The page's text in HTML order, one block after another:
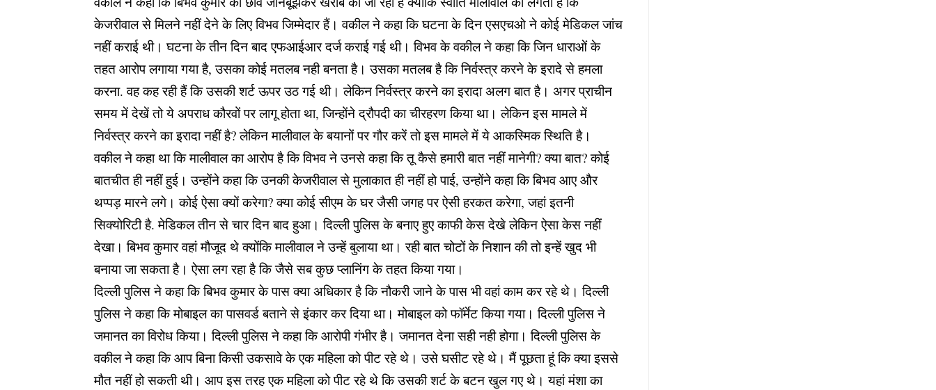
केजरीवाल से मिलने नहीं देने के लिए विभव जिम्मेदार हैं। वकील ने कहा कि घटना के दिन एसएचओ ने कोई मेडिकल जांच
नहीं कराई थी। घटना के तीन दिन बाद एफआईआर दर्ज कराई गई थी। विभव के वकील ने कहा कि जिन धाराओं के
तहत आरोप लगाया गया है, उसका कोई मतलब नही बनता है। उसका मतलब है कि निर्वस्त्र करने के इरादे से हमला
करना. वह कह रही हैं कि उसकी शर्ट ऊपर उठ गई थी। लेकिन निर्वस्त्र करने का इरादा अलग बात है। अगर प्राचीन
समय में देखें तो ये अपराध कौरवों पर लागू होता था, जिन्होंने द्रौपदी का चीरहरण किया था। लेकिन इस मामले में
निर्वस्त्र करने का इरादा नहीं है? लेकिन मालीवाल के बयानों पर गौर करें तो इस मामले में ये आकस्मिक स्थिति है।
वकील ने कहा था कि मालीवाल का आरोप है कि विभव ने उनसे कहा कि तू कैसे हमारी बात नहीं मानेगी? क्या बात? कोई
बातचीत ही नहीं हुई। उन्होंने कहा कि उनकी केजरीवाल से मुलाकात ही नहीं हो पाई, उन्होंने कहा कि बिभव आए और
थप्पड़ मारने लगे। कोई ऐसा क्यों करेगा? क्या कोई सीएम के घर जैसी जगह पर ऐसी हरकत करेगा, जहां इतनी
सिक्योरिटी है. मेडिकल तीन से चार दिन बाद हुआ। दिल्ली पुलिस के बनाए हुए काफी केस देखे लेकिन ऐसा केस नहीं
देखा। बिभव कुमार वहां मौजूद थे क्योंकि मालीवाल ने उन्हें बुलाया था। रही बात चोटों के निशान की तो इन्हें खुद भी
बनाया जा सकता है। ऐसा लग रहा है कि जैसे सब कुछ प्लानिंग के तहत किया गया।
दिल्ली पुलिस ने कहा कि बिभव कुमार के पास क्या अधिकार है कि नौकरी जाने के पास भी वहां काम कर रहे थे। दिल्ली
पुलिस ने कहा कि मोबाइल का पासवर्ड बताने से इंकार कर दिया था। मोबाइल को फॉर्मेट किया गया। दिल्ली पुलिस ने
जमानत का विरोध किया। दिल्ली पुलिस ने कहा कि आरोपी गंभीर है। जमानत देना सही नही होगा। दिल्ली पुलिस के
वकील ने कहा कि आप बिना किसी उकसावे के एक महिला को पीट रहे थे। उसे घसीट रहे थे। मैं पूछता हूं कि क्या इससे
मौत नहीं हो सकती थी। आप इस तरह एक महिला को पीट रहे थे कि उसकी शर्ट के बटन खुल गए थे। यहां मंशा का